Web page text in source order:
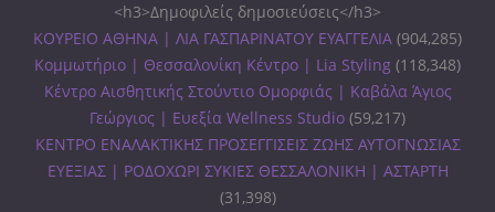
<h3>Δημοφιλείς δημοσιεύσεις</h3>
ΚΟΥΡΕΙΟ ΑΘΗΝΑ | ΛΙΑ ΓΑΣΠΑΡΙΝΑΤΟΥ ΕΥΑΓΓΕΛΙΑ (904,285)
Κομμωτήριο | Θεσσαλονίκη Κέντρο | Lia Styling (118,348)
Κέντρο Αισθητικής Στούντιο Ομορφιάς | Καβάλα Άγιος
Γεώργιος | Ευεξία Wellness Studio (59,217)
ΚΕΝΤΡΟ ΕΝΑΛΑΚΤΙΚΗΣ ΠΡΟΣΕΓΓΙΣΕΙΣ ΖΩΗΣ ΑΥΤΟΓΝΩΣΙΑΣ
ΕΥΕΞΙΑΣ | ΡΟΔΟΧΩΡΙ ΣΥΚΙΕΣ ΘΕΣΣΑΛΟΝΙΚΗ | ΑΣΤΑΡΤΗ
(31,398)